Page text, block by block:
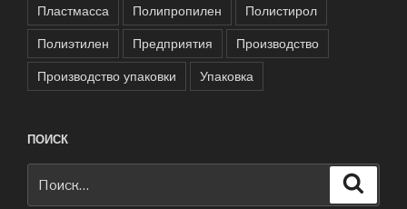
Пластмасса
Полипропилен
Полистирол
Полиэтилен
Предприятия
Производство
Производство упаковки
Упаковка
ПОИСК